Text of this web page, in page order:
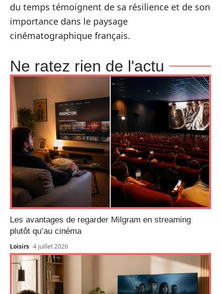
du temps témoignent de sa résilience et de son
importance dans le paysage
cinématographique français.
Ne ratez rien de l'actu
Les avantages de regarder Milgram en streaming
plutôt qu’au cinéma
Loisirs 4 juillet 2026